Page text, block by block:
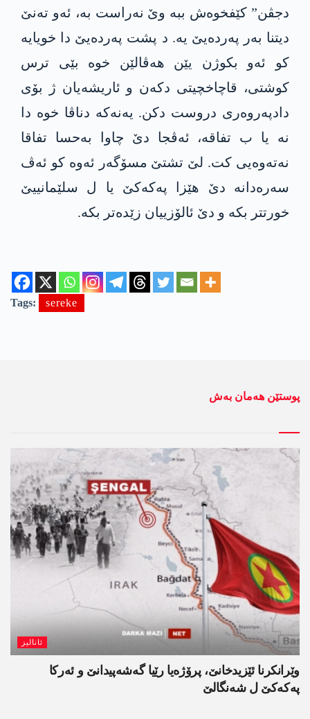
دجڤن” کێفخوەش ببە وێ نەراست بە، ئەو تەنێ
دیتنا بەر پەردەیێ یە. د پشت پەردەیێ دا خویایە
کو ئەو بکوژن یێن ھەڤالێن خوە بێی ترس
کوشتی، قاچاخچیتی دکەن و ئاریشەیان ژ بۆی
دادپەروەری دروست دکن. یەنەکە دناڤا خوە دا
نە یا ب تفاقە، ئەڤجا دێ چاوا بەحسا تفاقا
نەتەوەیی کت. لێ تشتێ مسۆگەر ئەوە کو ئەڤ
سەرەدانە دێ ھێزا پەکەکێ یا ل سلێمانییێ
خورتتر بکە و دێ ئالۆزییان زێدەتر بکە.
Tags: sereke
پوستێن ھەمان بەش
ئانالیز
وێرانکرنا ئێزیدخانێ، پرۆژەیا رێیا گەشەپیدانێ و ئەرکا
پەکەکێ ل شەنگالێ